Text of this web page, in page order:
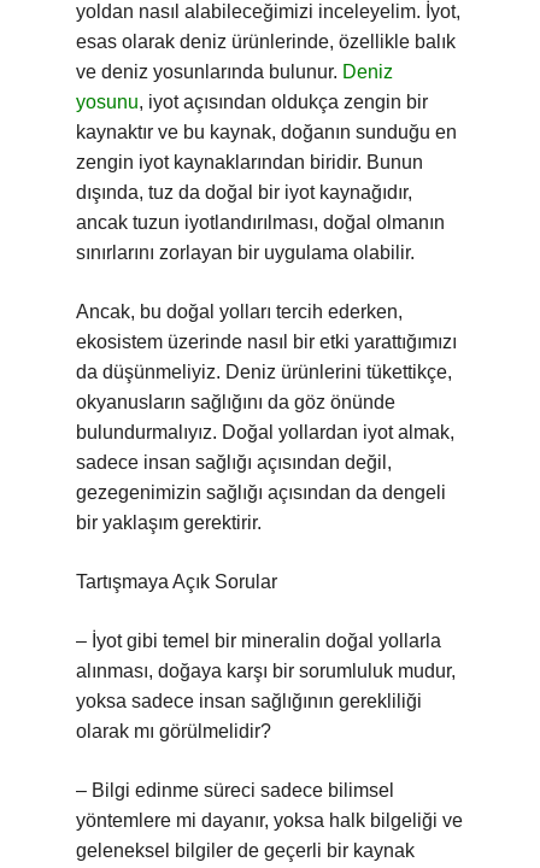
yoldan nasıl alabileceğimizi inceleyelim. İyot,
esas olarak deniz ürünlerinde, özellikle balık
ve deniz yosunlarında bulunur. Deniz
yosunu, iyot açısından oldukça zengin bir
kaynaktır ve bu kaynak, doğanın sunduğu en
zengin iyot kaynaklarından biridir. Bunun
dışında, tuz da doğal bir iyot kaynağıdır,
ancak tuzun iyotlandırılması, doğal olmanın
sınırlarını zorlayan bir uygulama olabilir.
Ancak, bu doğal yolları tercih ederken,
ekosistem üzerinde nasıl bir etki yarattığımızı
da düşünmeliyiz. Deniz ürünlerini tükettikçe,
okyanusların sağlığını da göz önünde
bulundurmalıyız. Doğal yollardan iyot almak,
sadece insan sağlığı açısından değil,
gezegenimizin sağlığı açısından da dengeli
bir yaklaşım gerektirir.
Tartışmaya Açık Sorular
– İyot gibi temel bir mineralin doğal yollarla
alınması, doğaya karşı bir sorumluluk mudur,
yoksa sadece insan sağlığının gerekliliği
olarak mı görülmelidir?
– Bilgi edinme süreci sadece bilimsel
yöntemlere mi dayanır, yoksa halk bilgeliği ve
geleneksel bilgiler de geçerli bir kaynak